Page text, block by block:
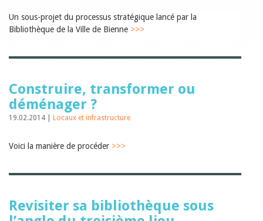
Ecole et bibliothèque
Bibliosuisse
Littérature de jeunesse
Encouragement des
bibliothèques
Bibliomedia
Tous les tags
Julie Greub
Aline Yeretzian
Markus Jost
Un sous-projet du processus stratégique lancé par la
Bibliothèque de la Ville de Bienne >>>
Construire, transformer ou
déménager ?
19.02.2014 | Locaux et infrastructure
Voici la manière de procéder >>>
Revisiter sa bibliothèque sous